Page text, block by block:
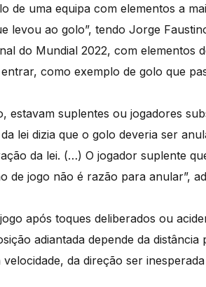
de uma equipa com elementos a
levou ao golo”, tendo Jorge
do Mundial 2022, com elementos
como exemplo de golo que
estavam suplentes ou jogadores
lei dizia que o golo deveria ser
da lei. (…) O jogador suplente
de jogo não é razão para anular”,
após toques deliberados ou
adiantada depende da distância
da direção ser